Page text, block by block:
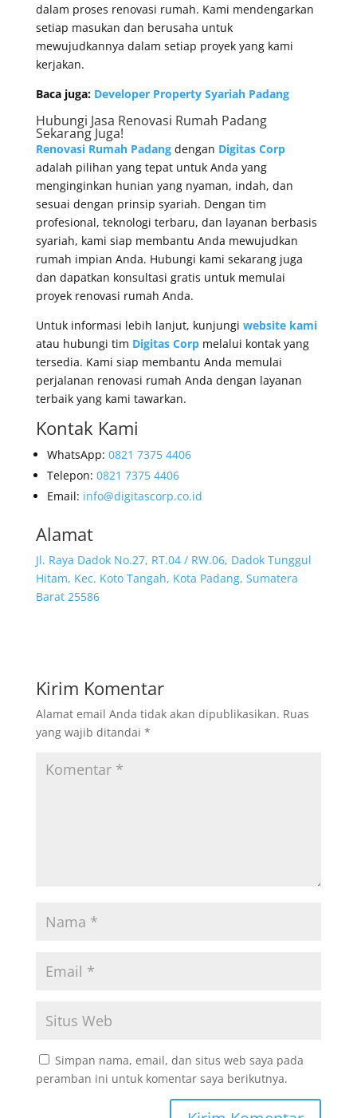
dalam proses renovasi rumah. Kami mendengarkan
setiap masukan dan berusaha untuk
mewujudkannya dalam setiap proyek yang kami
kerjakan.
Baca juga: Developer Property Syariah Padang
Hubungi Jasa Renovasi Rumah Padang
Sekarang Juga!
Renovasi Rumah Padangdengan Digitas Corp
adalah pilihan yang tepat untuk Anda yang
menginginkan hunian yang nyaman, indah, dan
sesuai dengan prinsip syariah. Dengan tim
profesional, teknologi terbaru, dan layanan berbasis
syariah, kami siap membantu Anda mewujudkan
rumah impian Anda. Hubungi kami sekarang juga
dan dapatkan konsultasi gratis untuk memulai
proyek renovasi rumah Anda.
Untuk informasi lebih lanjut, kunjungi website kami
atau hubungi tim Digitas Corpmelalui kontak yang
tersedia. Kami siap membantu Anda memulai
perjalanan renovasi rumah Anda dengan layanan
terbaik yang kami tawarkan.
Kontak Kami
WhatsApp: 0821 7375 4406
Telepon: 0821 7375 4406
Email: info@digitascorp.co.id
Alamat
Jl. Raya Dadok No.27, RT.04 / RW.06, Dadok Tunggul
Hitam, Kec. Koto Tangah, Kota Padang, Sumatera
Barat 25586
Kirim Komentar
Alamat email Anda tidak akan dipublikasikan. Ruas
yang wajib ditandai *
Simpan nama, email, dan situs web saya pada
peramban ini untuk komentar saya berikutnya.